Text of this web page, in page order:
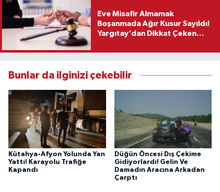
Eve Misafir Almamak
Boşanmada Ağır Kusur Sayıldı!
Yargıtay’dan Dikkat Çeken
Bunlar da ilginizi çekebilir
Kütahya-Afyon Yolunda Yan
Yattı! Karayolu Trafiğe
Kapandı
Düğün Öncesi Dış Çekime
Gidiyorlardı! Gelin Ve
Damadın Aracına Arkadan
Çarptı